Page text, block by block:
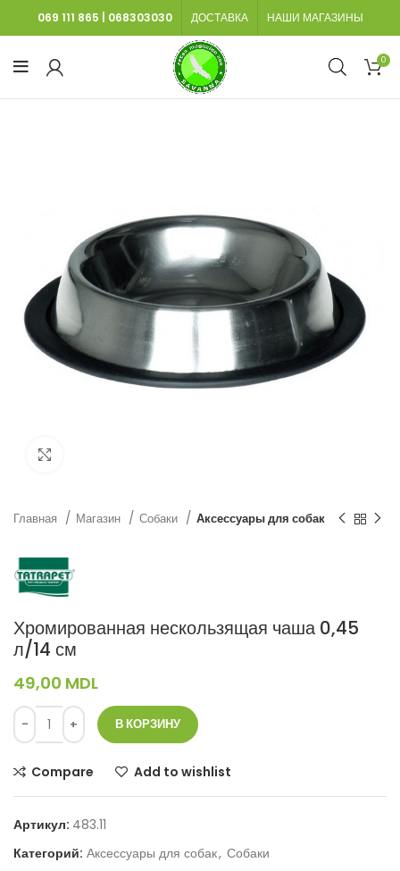
069 111 865 068303030 ДОСТАВКА НАШИ МАГАЗИНЫ
0
Главная Магазин Собаки Аксессуары для собак
Хромированная нескользящая чаша 0,45
л/14 см
49,00 MDL
В КОРЗИНУ
Compare Add to wishlist
Артикул: 483.11
Категорий: Аксессуары для собак, Собаки